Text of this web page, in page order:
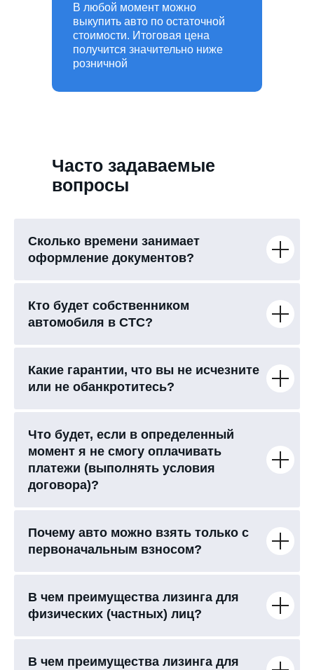
В любой момент можно
выкупить авто по остаточной
стоимости. Итоговая цена
получится значительно ниже
розничной
Часто задаваемые
вопросы
Сколько времени занимает
оформление документов?
Кто будет собственником
автомобиля в СТС?
Какие гарантии, что вы не исчезните
или не обанкротитесь?
Что будет, если в определенный
момент я не смогу оплачивать
платежи (выполнять условия
договора)?
Почему авто можно взять только с
первоначальным взносом?
В чем преимущества лизинга для
физических (частных) лиц?
В чем преимущества лизинга для